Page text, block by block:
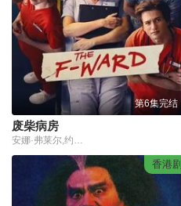
第6集完结
废柴病房
安娜·弗莱尔,约翰·索尔,Lola Bond
香港剧